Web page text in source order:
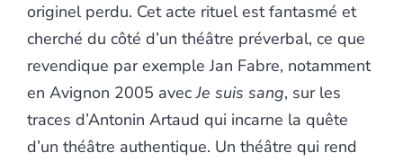
originel perdu. Cet acte rituel est fantasmé et
cherché du côté d’un théâtre préverbal, ce que
revendique par exemple Jan Fabre, notamment
en Avignon 2005 avecJe suis sang, sur les
traces d’Antonin Artaud qui incarne la quête
d’un théâtre authentique. Un théâtre qui rend